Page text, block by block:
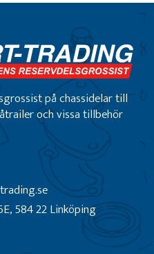
på chassidelar till
och vissa tillbehör
584 22 Linköping